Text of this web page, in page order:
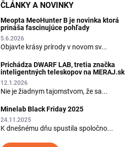
ČLÁNKY A NOVINKY
Meopta MeoHunter B je novinka ktorá
prináša fascinujúce pohľady
5.6.2026
Objavte krásy prírody v novom sv...
Prichádza DWARF LAB, tretia značka
inteligentných teleskopov na MERAJ.sk
12.1.2026
Nie je žiadnym tajomstvom, že sa...
Minelab Black Friday 2025
24.11.2025
K dnešnému dňu spustila spoločno...